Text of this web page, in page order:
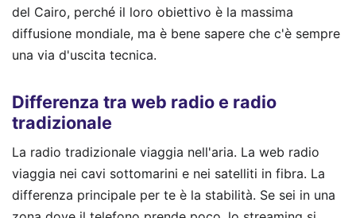
del Cairo, perché il loro obiettivo è la massima
diffusione mondiale, ma è bene sapere che c'è sempre
una via d'uscita tecnica.
Differenza tra web radio e radio
tradizionale
La radio tradizionale viaggia nell'aria. La web radio
viaggia nei cavi sottomarini e nei satelliti in fibra. La
differenza principale per te è la stabilità. Se sei in una